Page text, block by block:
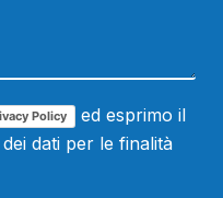
Policy
ed esprimo il
dati per le finalità